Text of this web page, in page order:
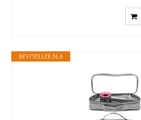
BESTSELLER N. 8